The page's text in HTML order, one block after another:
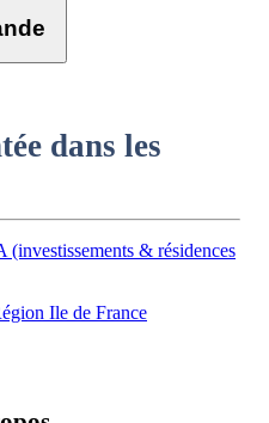
dans les
& résidences
Ile de France